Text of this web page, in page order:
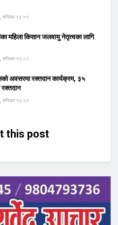
शनिबार १३:०९
महिला किसान जलवायु नेतृत्वका लागि
शनिबार १३:०९
अवसरमा रक्तदान कार्यक्रम, ३५
रक्तदान
शनिबार १३:०९
this post